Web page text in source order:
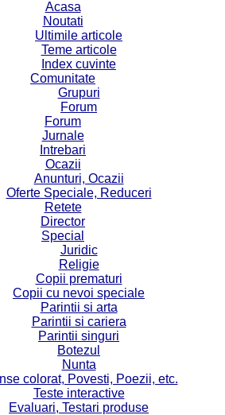
Acasa
Noutati
Ultimile articole
Teme articole
Index cuvinte
Comunitate
Grupuri
Forum
Forum
Jurnale
Intrebari
Ocazii
Anunturi, Ocazii
Oferte Speciale, Reduceri
Retete
Director
Special
Juridic
Religie
Copii prematuri
Copii cu nevoi speciale
Parintii si arta
Parintii si cariera
Parintii singuri
Botezul
Nunta
colorat, Povesti, Poezii, etc.
Teste interactive
Evaluari, Testari produse